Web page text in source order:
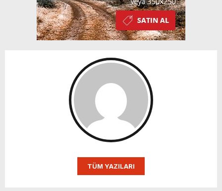
TÜM YAZILARI